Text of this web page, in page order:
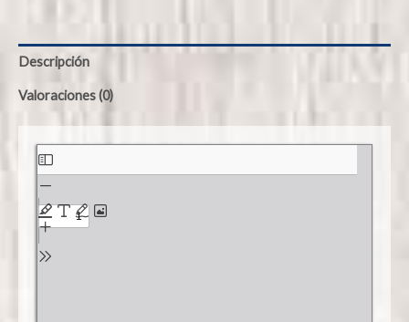
Descripción
Valoraciones (0)
Saltar
al
contenido
del
PDF